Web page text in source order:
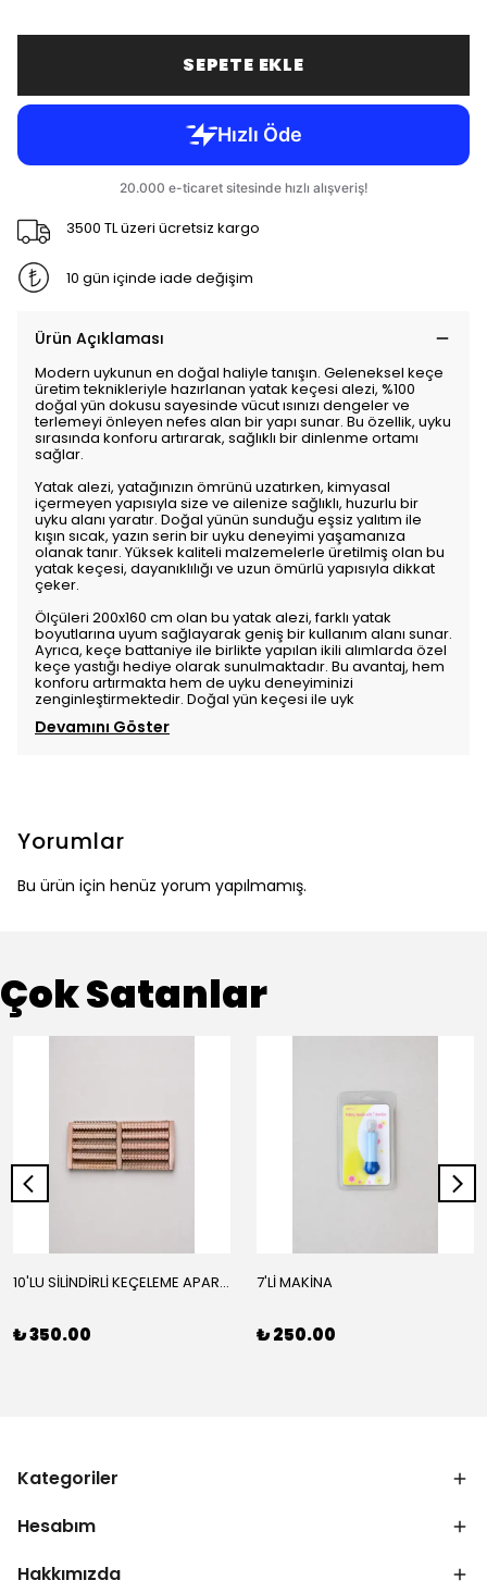
SEPETE EKLE
3500 TL üzeri ücretsiz kargo
10 gün içinde iade değişim
Ürün Açıklaması
Modern uykunun en doğal haliyle tanışın. Geleneksel keçe
üretim teknikleriyle hazırlanan yatak keçesi alezi, %100
doğal yün dokusu sayesinde vücut ısınızı dengeler ve
terlemeyi önleyen nefes alan bir yapı sunar. Bu özellik, uyku
sırasında konforu artırarak, sağlıklı bir dinlenme ortamı
sağlar.
Yatak alezi, yatağınızın ömrünü uzatırken, kimyasal
içermeyen yapısıyla size ve ailenize sağlıklı, huzurlu bir
uyku alanı yaratır. Doğal yünün sunduğu eşsiz yalıtım ile
kışın sıcak, yazın serin bir uyku deneyimi yaşamanıza
olanak tanır. Yüksek kaliteli malzemelerle üretilmiş olan bu
yatak keçesi, dayanıklılığı ve uzun ömürlü yapısıyla dikkat
çeker.
Ölçüleri 200x160 cm olan bu yatak alezi, farklı yatak
boyutlarına uyum sağlayarak geniş bir kullanım alanı sunar.
Ayrıca, keçe battaniye ile birlikte yapılan ikili alımlarda özel
keçe yastığı hediye olarak sunulmaktadır. Bu avantaj, hem
konforu artırmakta hem de uyku deneyiminizi
zenginleştirmektedir. Doğal yün keçesi ile uyk
Devamını Göster
Yorumlar
Bu ürün için henüz yorum yapılmamış.
Çok Satanlar
10'LU SİLİNDİRLİ KEÇELEME APARATI
₺ 350.00
7'Lİ MAKİNA
₺ 250.00
Kategoriler
Hesabım
Hakkımızda